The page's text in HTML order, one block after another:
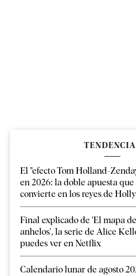
El "efecto Tom Holland-
en 2026: la doble apuesta que
convierte en los reyes de
Final explicado de 'El mapa
anhelos', la serie de Alice
puedes ver en Netflix
Calendario lunar de agosto